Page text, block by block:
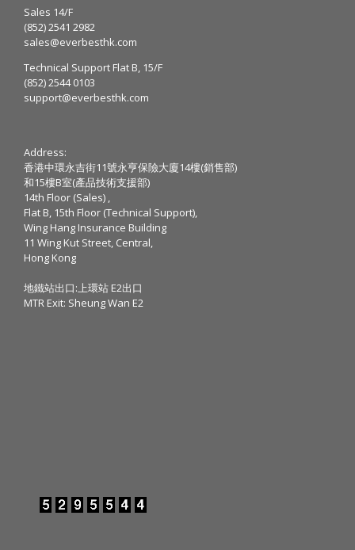
Sales 14/F
(852) 2541 2982
sales@everbesthk.com
Technical Support Flat B, 15/F
(852) 2544 0103
support@everbesthk.com
Address:
香港中環永吉街11號永亨保險大廈14樓(銷售部)
和15樓B室(產品技術支援部)
14th Floor (Sales) ,
Flat B, 15th Floor (Technical Support),
Wing Hang Insurance Building
11 Wing Kut Street, Central,
Hong Kong
地鐵站出口:上環站 E2出口
MTR Exit: Sheung Wan E2